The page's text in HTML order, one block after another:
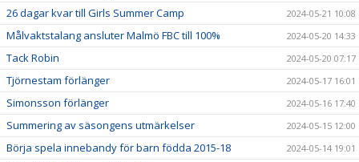
26 dagar kvar till Girls Summer Camp 2024-05-21 10:08
Målvaktstalang ansluter Malmö FBC till 100% 2024-05-20 14:33
Tack Robin 2024-05-20 07:17
Tjörnestam förlänger 2024-05-17 16:01
Simonsson förlänger 2024-05-16 17:40
Summering av säsongens utmärkelser 2024-05-15 12:00
Börja spela innebandy för barn födda 2015-18 2024-05-14 19:01